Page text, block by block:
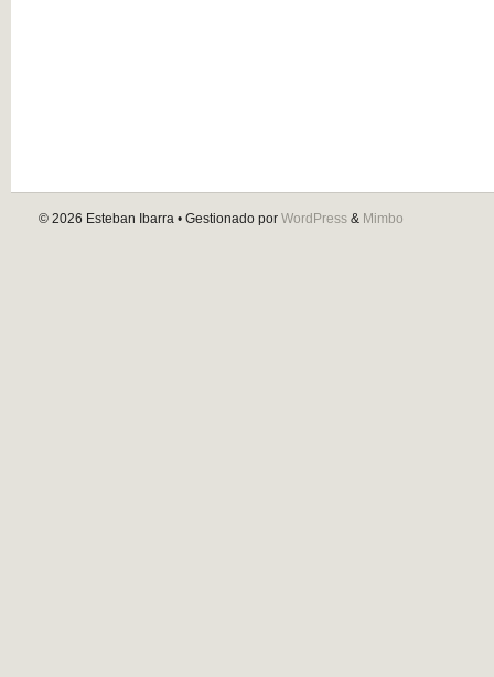
© 2026 Esteban Ibarra • Gestionado por WordPress & Mimbo